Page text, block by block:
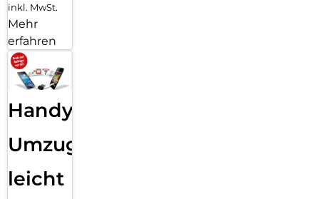
inkl. MwSt.
Mehr
erfahren
Handy
Umzug
leicht